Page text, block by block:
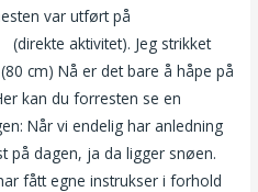
var utført på
(direkte aktivitet). Jeg strikket
cm) Nå er det bare å håpe på
kan du forresten se en
Når vi endelig har anledning
på dagen, ja da ligger snøen.
fått egne instrukser i forhold